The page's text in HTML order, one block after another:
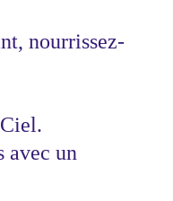
nourrissez-
avec un